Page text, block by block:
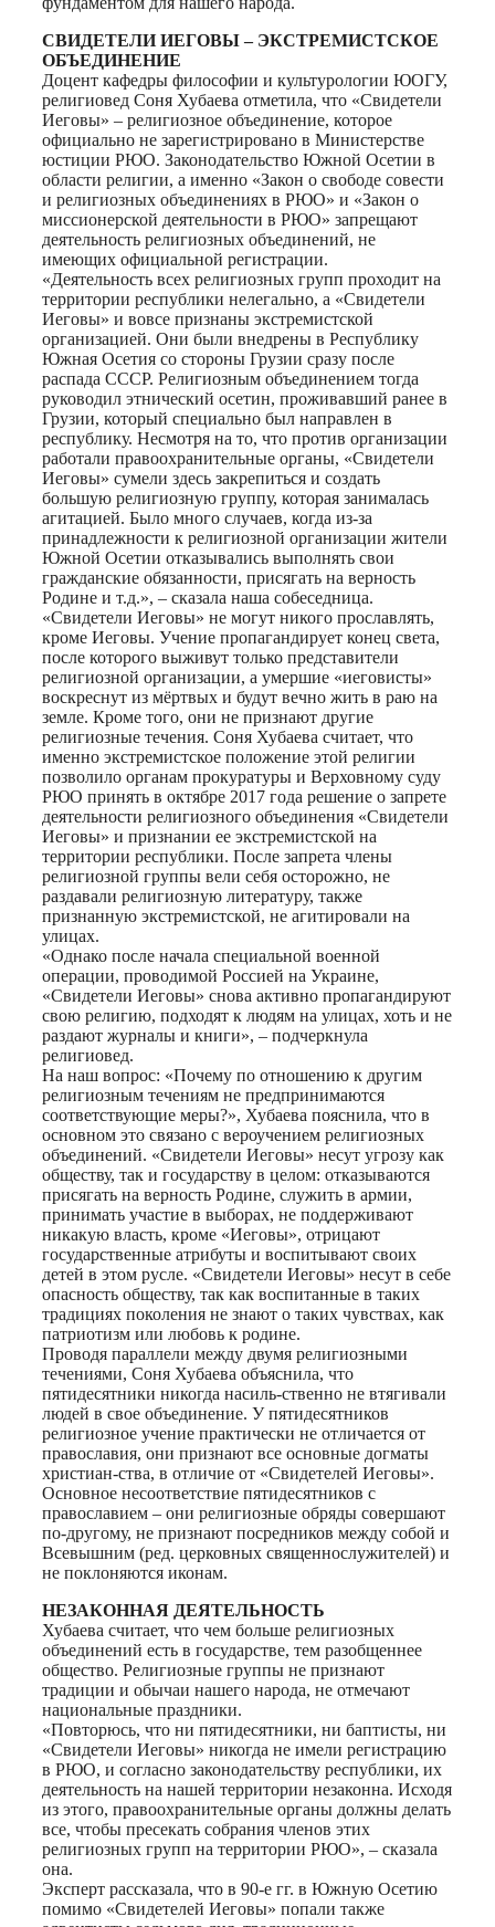
СВИДЕТЕЛИ ИЕГОВЫ – ЭКСТРЕМИСТСКОЕ
ОБЪЕДИНЕНИЕ
Доцент кафедры философии и культурологии ЮОГУ,
религиовед Соня Хубаева отметила, что «Свидетели
Иеговы» – религиозное объединение, которое
официально не зарегистрировано в Министерстве
юстиции РЮО. Законодательство Южной Осетии в
области религии, а именно «Закон о свободе совести
и религиозных объединениях в РЮО» и «Закон о
миссионерской деятельности в РЮО» запрещают
деятельность религиозных объединений, не
имеющих официальной регистрации.
«Деятельность всех религиозных групп проходит на
территории республики нелегально, а «Свидетели
Иеговы» и вовсе признаны экстремистской
организацией. Они были внедрены в Республику
Южная Осетия со стороны Грузии сразу после
распада СССР. Религиозным объединением тогда
руководил этнический осетин, проживавший ранее в
Грузии, который специально был направлен в
республику. Несмотря на то, что против организации
работали правоохранительные органы, «Свидетели
Иеговы» сумели здесь закрепиться и создать
большую религиозную группу, которая занималась
агитацией. Было много случаев, когда из-за
принадлежности к религиозной организации жители
Южной Осетии отказывались выполнять свои
гражданские обязанности, присягать на верность
Родине и т.д.», – сказала наша собеседница.
«Свидетели Иеговы» не могут никого прославлять,
кроме Иеговы. Учение пропагандирует конец света,
после которого выживут только представители
религиозной организации, а умершие «иеговисты»
воскреснут из мёртвых и будут вечно жить в раю на
земле. Кроме того, они не признают другие
религиозные течения. Соня Хубаева считает, что
именно экстремистское положение этой религии
позволило органам прокуратуры и Верховному суду
РЮО принять в октябре 2017 года решение о запрете
деятельности религиозного объединения «Свидетели
Иеговы» и признании ее экстремистской на
территории республики. После запрета члены
религиозной группы вели себя осторожно, не
раздавали религиозную литературу, также
признанную экстремистской, не агитировали на
улицах.
«Однако после начала специальной военной
операции, проводимой Россией на Украине,
«Свидетели Иеговы» снова активно пропагандируют
свою религию, подходят к людям на улицах, хоть и не
раздают журналы и книги», – подчеркнула
религиовед.
На наш вопрос: «Почему по отношению к другим
религиозным течениям не предпринимаются
соответствующие меры?», Хубаева пояснила, что в
основном это связано с вероучением религиозных
объединений. «Свидетели Иеговы» несут угрозу как
обществу, так и государству в целом: отказываются
присягать на верность Родине, служить в армии,
принимать участие в выборах, не поддерживают
никакую власть, кроме «Иеговы», отрицают
государственные атрибуты и воспитывают своих
детей в этом русле. «Свидетели Иеговы» несут в себе
опасность обществу, так как воспитанные в таких
традициях поколения не знают о таких чувствах, как
патриотизм или любовь к родине.
Проводя параллели между двумя религиозными
течениями, Соня Хубаева объяснила, что
пятидесятники никогда насиль-ственно не втягивали
людей в свое объединение. У пятидесятников
религиозное учение практически не отличается от
православия, они признают все основные догматы
христиан-ства, в отличие от «Свидетелей Иеговы».
Основное несоответствие пятидесятников с
православием – они религиозные обряды совершают
по-другому, не признают посредников между собой и
Всевышним (ред. церковных священнослужителей) и
не поклоняются иконам.
НЕЗАКОННАЯ ДЕЯТЕЛЬНОСТЬ
Хубаева считает, что чем больше религиозных
объединений есть в государстве, тем разобщеннее
общество. Религиозные группы не признают
традиции и обычаи нашего народа, не отмечают
национальные праздники.
«Повторюсь, что ни пятидесятники, ни баптисты, ни
«Свидетели Иеговы» никогда не имели регистрацию
в РЮО, и согласно законодательству республики, их
деятельность на нашей территории незаконна. Исходя
из этого, правоохранительные органы должны делать
все, чтобы пресекать собрания членов этих
религиозных групп на территории РЮО», – сказала
она.
Эксперт рассказала, что в 90-е гг. в Южную Осетию
помимо «Свидетелей Иеговы» попали также